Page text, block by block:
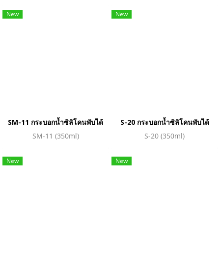
New
SM-11 กระบอกน้ำซิลิโคนพับได้
SM-11 (350ml)
New
S-20 กระบอกน้ำซิลิโคนพับได้
S-20 (350ml)
New New